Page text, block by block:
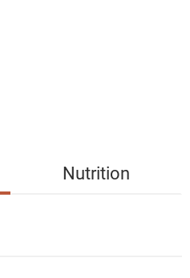
Nutrition